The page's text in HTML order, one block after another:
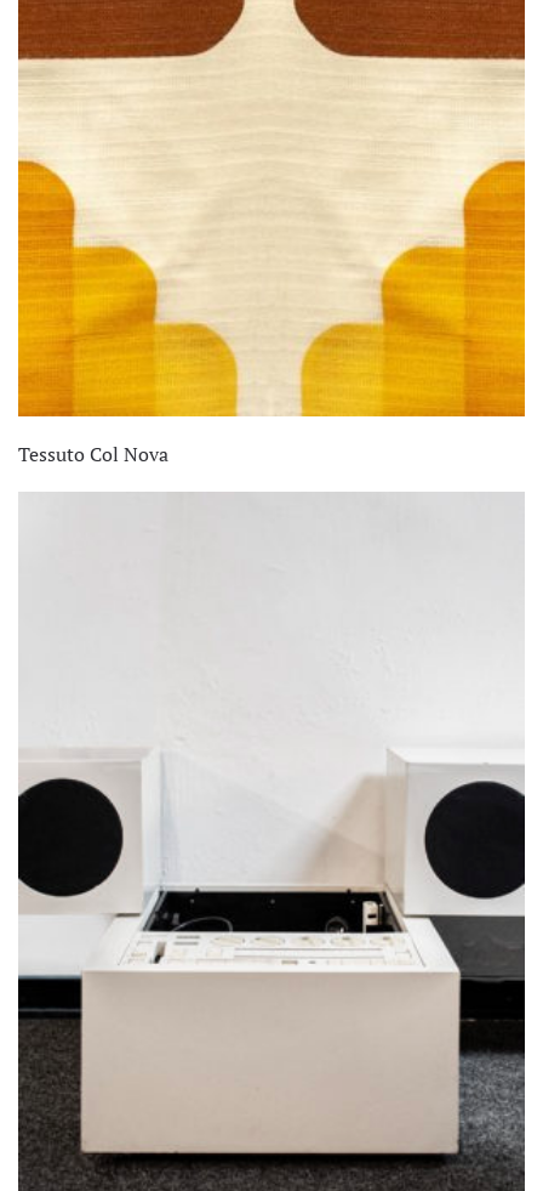
Tessuto Col Nova